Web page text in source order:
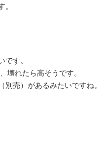
。
です。
壊れたら高そうです。
売）があるみたいですね。